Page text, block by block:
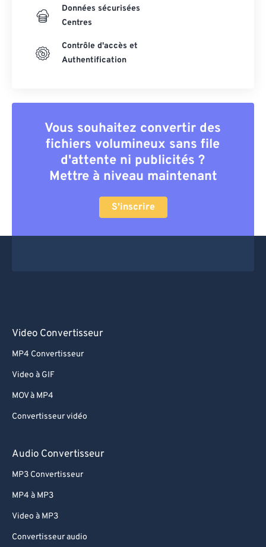
Données sécurisées
Centres
Contrôle d'accès et
Authentification
Vous souhaitez convertir des
fichiers volumineux sans file
d'attente ni publicités ?
Mettre à niveau maintenant
S'inscrire
Video Convertisseur
MP4 Convertisseur
Video à GIF
MOV à MP4
Convertisseur vidéo
Audio Convertisseur
MP3 Convertisseur
MP4 à MP3
Video à MP3
Convertisseur audio